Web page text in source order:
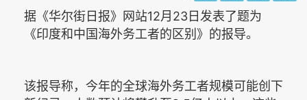
据《华尔街日报》网站12月 23 日发表了题为
《印度和中国海外务工者的区别》的报导。
该报导称，今年的全球海外务工者规模可能创下